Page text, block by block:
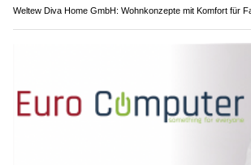
Weltew Diva Home GmbH: Wohnkonzepte mit Komfort für